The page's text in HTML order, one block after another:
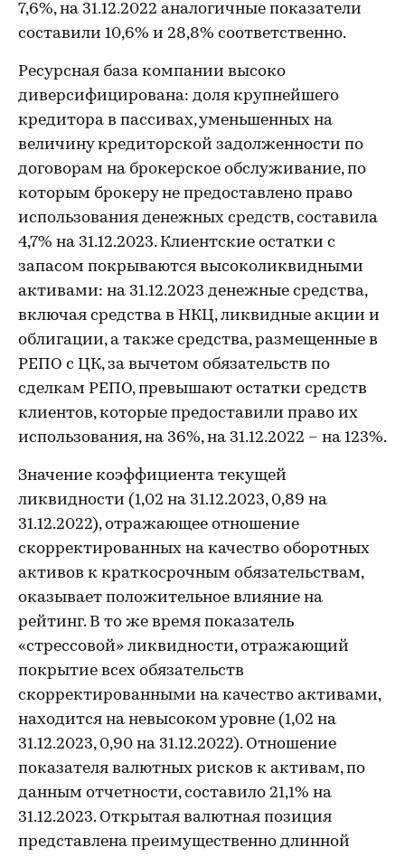
7,6%, на 31.12.2022 аналогичные показатели
составили 10,6% и 28,8% соответственно.
Ресурсная база компании высоко
диверсифицирована: доля крупнейшего
кредитора в пассивах, уменьшенных на
величину кредиторской задолженности по
договорам на брокерское обслуживание, по
которым брокеру не предоставлено право
использования денежных средств, составила
4,7% на 31.12.2023. Клиентские остатки с
запасом покрываются высоколиквидными
активами: на 31.12.2023 денежные средства,
включая средства в НКЦ, ликвидные акции и
облигации, а также средства, размещенные в
РЕПО с ЦК, за вычетом обязательств по
сделкам РЕПО, превышают остатки средств
клиентов, которые предоставили право их
использования, на 36%, на 31.12.2022 – на 123%.
Значение коэффициента текущей
ликвидности (1,02 на 31.12.2023, 0,89 на
31.12.2022), отражающее отношение
скорректированных на качество оборотных
активов к краткосрочным обязательствам,
оказывает положительное влияние на
рейтинг. В то же время показатель
«стрессовой» ликвидности, отражающий
покрытие всех обязательств
скорректированными на качество активами,
находится на невысоком уровне (1,02 на
31.12.2023, 0,90 на 31.12.2022). Отношение
показателя валютных рисков к активам, по
данным отчетности, составило 21,1% на
31.12.2023. Открытая валютная позиция
представлена преимущественно длинной